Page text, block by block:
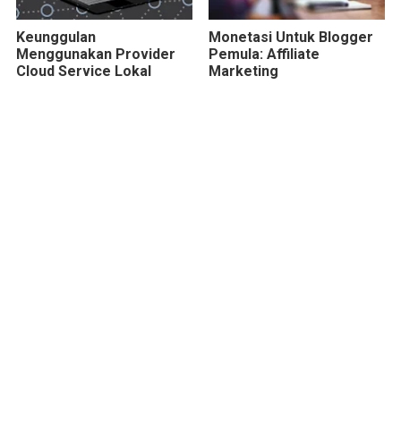
Keunggulan
Menggunakan Provider
Cloud Service Lokal
Monetasi Untuk Blogger
Pemula: Affiliate
Marketing